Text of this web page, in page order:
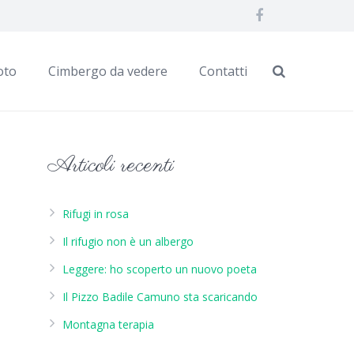
Cimbergo da vedere Contatti
Articoli recenti
Rifugi in rosa
Il rifugio non è un albergo
Leggere: ho scoperto un nuovo poeta
Il Pizzo Badile Camuno sta scaricando
Montagna terapia